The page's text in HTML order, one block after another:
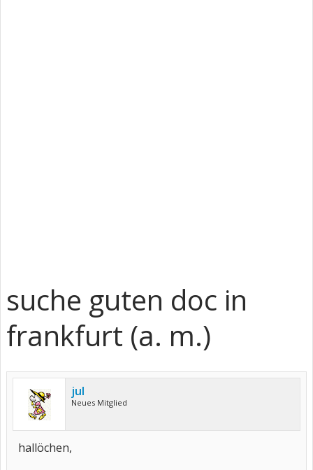
suche guten doc in
frankfurt (a. m.)
jul
Neues Mitglied
hallöchen,